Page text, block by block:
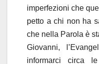
imperfezioni che
petto a chi non ha
che nella Parola è
Giovanni,
informarci circa